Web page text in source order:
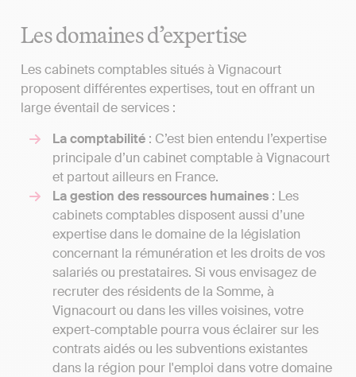
Les domaines d’expertise
Les cabinets comptables situés à Vignacourt
proposent différentes expertises, tout en offrant un
large éventail de services :
La comptabilité : C’est bien entendu l’expertise
principale d’un cabinet comptable à Vignacourt
et partout ailleurs en France.
La gestion des ressources humaines : Les
cabinets comptables disposent aussi d’une
expertise dans le domaine de la législation
concernant la rémunération et les droits de vos
salariés ou prestataires. Si vous envisagez de
recruter des résidents de la Somme, à
Vignacourt ou dans les villes voisines, votre
expert-comptable pourra vous éclairer sur les
contrats aidés ou les subventions existantes
dans la région pour l'emploi dans votre domaine